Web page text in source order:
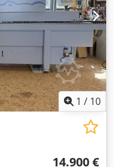
1 / 10
14.900 €